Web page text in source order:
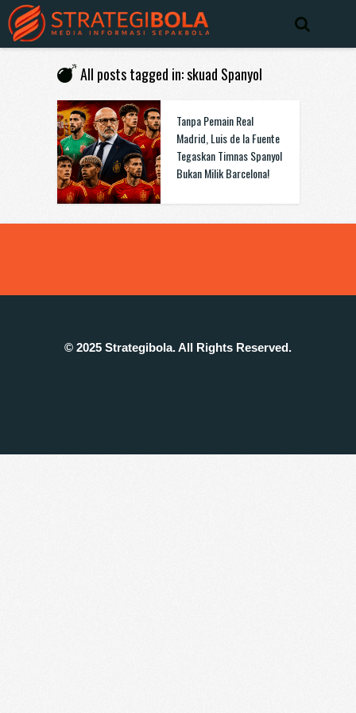
All posts tagged in: skuad Spanyol
Tanpa Pemain Real
Madrid, Luis de la Fuente
Tegaskan Timnas Spanyol
Bukan Milik Barcelona!
© 2025 Strategibola. All Rights Reserved.